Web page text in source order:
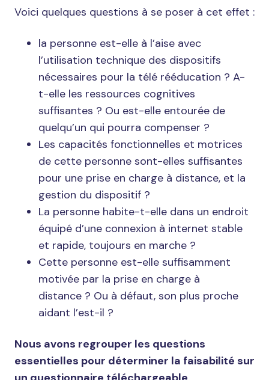
Voici quelques questions à se poser à cet effet :
la personne est-elle à l’aise avec
l’utilisation technique des dispositifs
nécessaires pour la télé rééducation ? A-
t-elle les ressources cognitives
suffisantes ? Ou est-elle entourée de
quelqu’un qui pourra compenser ?
Les capacités fonctionnelles et motrices
de cette personne sont-elles suffisantes
pour une prise en charge à distance, et la
gestion du dispositif ?
La personne habite-t-elle dans un endroit
équipé d’une connexion à internet stable
et rapide, toujours en marche ?
Cette personne est-elle suffisamment
motivée par la prise en charge à
distance ? Ou à défaut, son plus proche
aidant l’est-il ?
Nous avons regrouper les questions
essentielles pour déterminer la faisabilité sur